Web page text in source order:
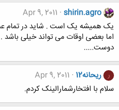
shirin.agro
Apr 9, 2011
یک همیشه یک است . شاید در تمام
اما بعضی اوقات می تواند خیلی
دوست.....
ر ریحانه12
Apr 9, 2011
سلام با افتخارشمارالینک کردم.